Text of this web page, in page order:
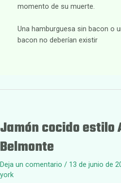
momento de su muerte.
Una hamburguesa sin bacon o
bacon no deberían existir
Jamón cocido estilo
Belmonte
Deja un comentario / 13 de junio de
york